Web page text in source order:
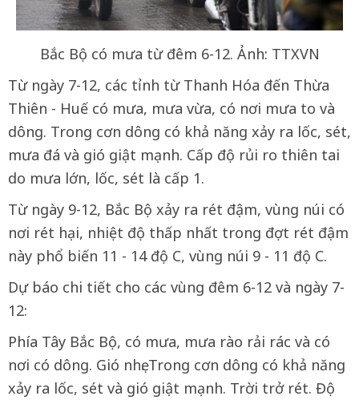
Bắc Bộ có mưa từ đêm 6-12. Ảnh: TTXVN
Từ ngày 7-12, các tỉnh từ Thanh Hóa đến Thừa
Thiên - Huế có mưa, mưa vừa, có nơi mưa to và
dông. Trong cơn dông có khả năng xảy ra lốc, sét,
mưa đá và gió giật mạnh. Cấp độ rủi ro thiên tai
do mưa lớn, lốc, sét là cấp 1.
Từ ngày 9-12, Bắc Bộ xảy ra rét đậm, vùng núi có
nơi rét hại, nhiệt độ thấp nhất trong đợt rét đậm
này phổ biến 11 - 14 độ C, vùng núi 9 - 11 độ C.
Dự báo chi tiết cho các vùng đêm 6-12 và ngày 7-
12:
Phía Tây Bắc Bộ, có mưa, mưa rào rải rác và có
nơi có dông. Gió nhẹ. Trong cơn dông có khả năng
xảy ra lốc, sét và gió giật mạnh. Trời trở rét. Độ